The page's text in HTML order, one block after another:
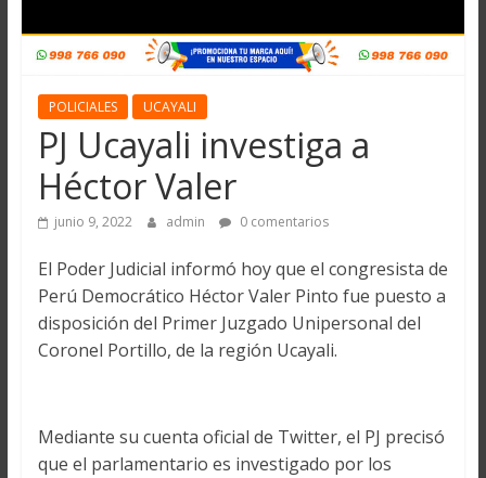
POLICIALES UCAYALI
PJ Ucayali investiga a
Héctor Valer
junio 9, 2022 admin 0 comentarios
El Poder Judicial informó hoy que el congresista de
Perú Democrático Héctor Valer Pinto fue puesto a
disposición del Primer Juzgado Unipersonal del
Coronel Portillo, de la región Ucayali.
Mediante su cuenta oficial de Twitter, el PJ precisó
que el parlamentario es investigado por los